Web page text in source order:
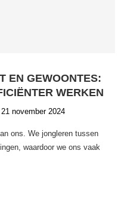
EN GEWOONTES:
WERKEN
21 november 2024
ons. We jongleren tussen
waardoor we ons vaak